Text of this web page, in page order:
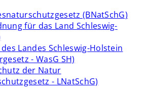
(BNatSchG)
für das Land Schleswig-
Landes Schleswig-Holstein
- WasG SH)
der Natur
- LNatSchG)